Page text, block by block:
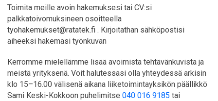
Toimita meille avoin hakemuksesi tai CV:si
palkkatoivomuksineen osoitteella
tyohakemukset@ratatek.fi . Kirjoitathan sähköpostisi
aiheeksi hakemasi työnkuvan
Kerromme mielellämme lisää avoimista tehtävänkuvista ja
meistä yrityksenä. Voit halutessasi olla yhteydessä arkisin
klo 15–16.00 välisenä aikana liiketoimintayksikön päällikkö
Sami Keski-Kokkoon puhelimitse 040 016 9185 tai